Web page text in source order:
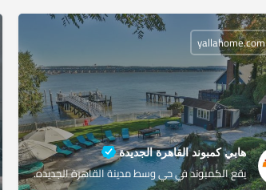
هابي كمبوند القاهرة الجديدة
يقع الكمبوند في حي وسط مدينة القاهرة الجديده.
yallahome.com